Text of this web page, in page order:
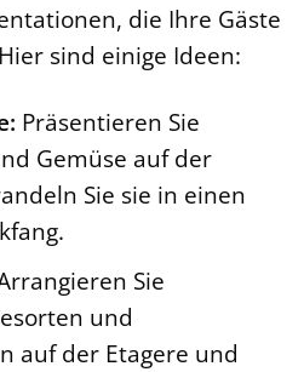
die Ihre Gäste
sind einige Ideen:
Präsentieren Sie
Gemüse auf der
Sie sie in einen
Sie
und
auf der Etagere und